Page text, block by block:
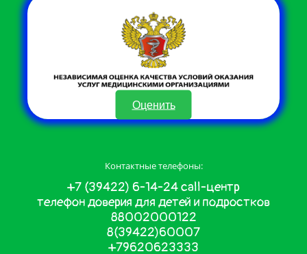
Оценить
Контактные телефоны:
+7 (39422) 6-14-24 call-центр
телефон доверия для детей и подростков
88002000122
8(39422)60007
+79620623333